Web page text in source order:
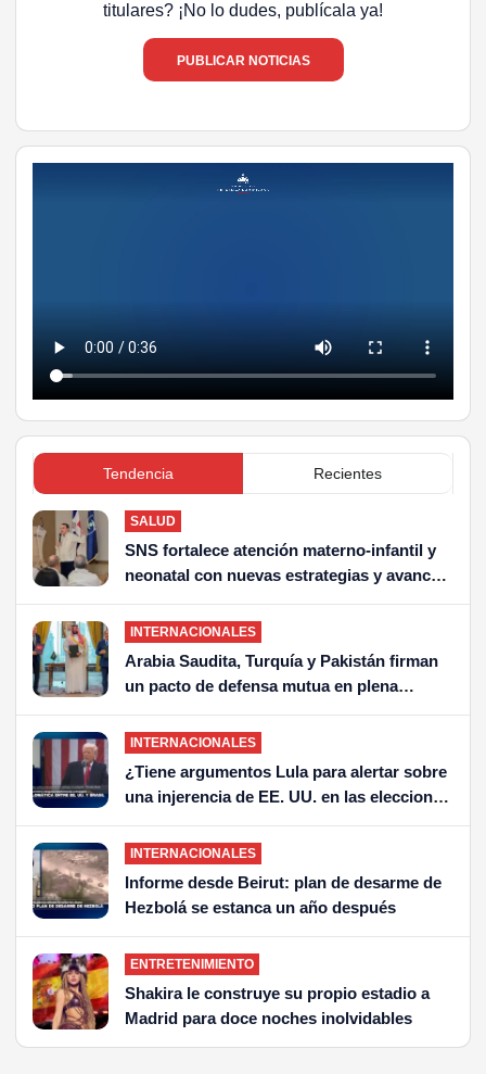
titulares? ¡No lo dudes, publícala ya!
PUBLICAR NOTICIAS
Tendencia Recientes
SALUD
SNS fortalece atención materno-infantil y
neonatal con nuevas estrategias y avances
en la Red Pública de Salud
INTERNACIONALES
Arabia Saudita, Turquía y Pakistán firman
un pacto de defensa mutua en plena
escalada en Medio Oriente
INTERNACIONALES
¿Tiene argumentos Lula para alertar sobre
una injerencia de EE. UU. en las elecciones
de Brasil?
INTERNACIONALES
Informe desde Beirut: plan de desarme de
Hezbolá se estanca un año después
ENTRETENIMIENTO
Shakira le construye su propio estadio a
Madrid para doce noches inolvidables